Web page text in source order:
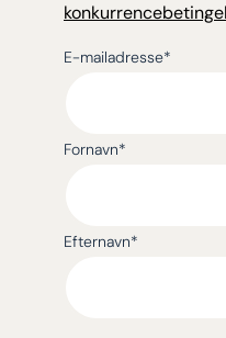
E-mailadresse*
Fornavn*
Efternavn*